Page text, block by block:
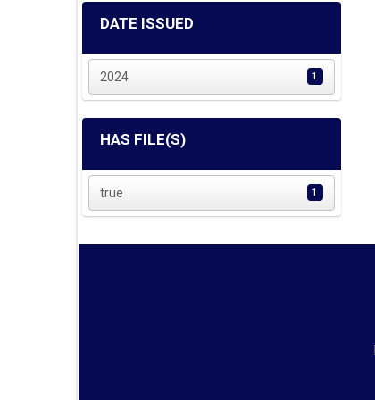
DATE ISSUED
2024 1
HAS FILE(S)
true 1